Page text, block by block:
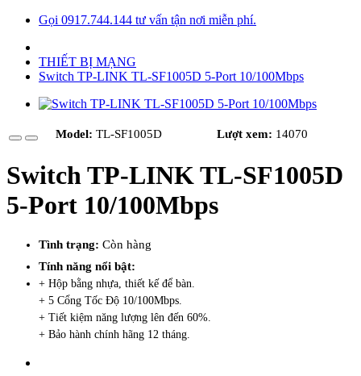
Gọi 0917.744.144 tư vấn tận nơi miễn phí.
THIẾT BỊ MẠNG
Switch TP-LINK TL-SF1005D 5-Port 10/100Mbps
Model: TL-SF1005D Lượt xem: 14070
Switch TP-LINK TL-SF1005D
5-Port 10/100Mbps
Tình trạng: Còn hàng
Tính năng nổi bật:
+ Hộp bằng nhựa, thiết kế để bàn.
+ 5 Cổng Tốc Độ 10/100Mbps.
+ Tiết kiệm năng lượng lên đến 60%.
+ Bảo hành chính hãng 12 tháng.